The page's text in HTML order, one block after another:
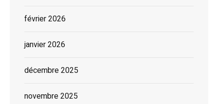
février 2026
janvier 2026
décembre 2025
novembre 2025